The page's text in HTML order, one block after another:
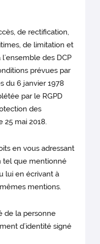
de rectification,
de limitation et
des DCP
prévues par
du 6 janvier 1978
par le RGPD
des
25 mai 2018.
en vous adressant
tel que mentionné
lui en écrivant à
mentions.
de la personne
d’identité signé